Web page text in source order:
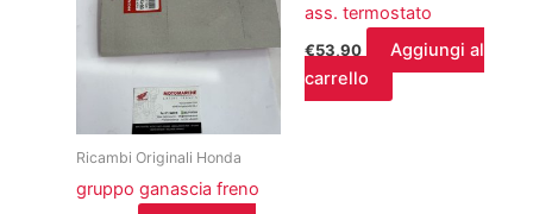
Ricambi Originali Honda
gruppo ganascia freno
ass. termostato
€53,90
Aggiungi al
carrello